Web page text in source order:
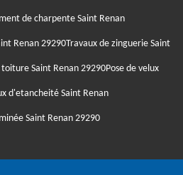
de charpente Saint Renan
Renan 29290Travaux de zinguerie Saint
Saint Renan 29290Pose de velux
d'etancheité Saint Renan
Saint Renan 29290